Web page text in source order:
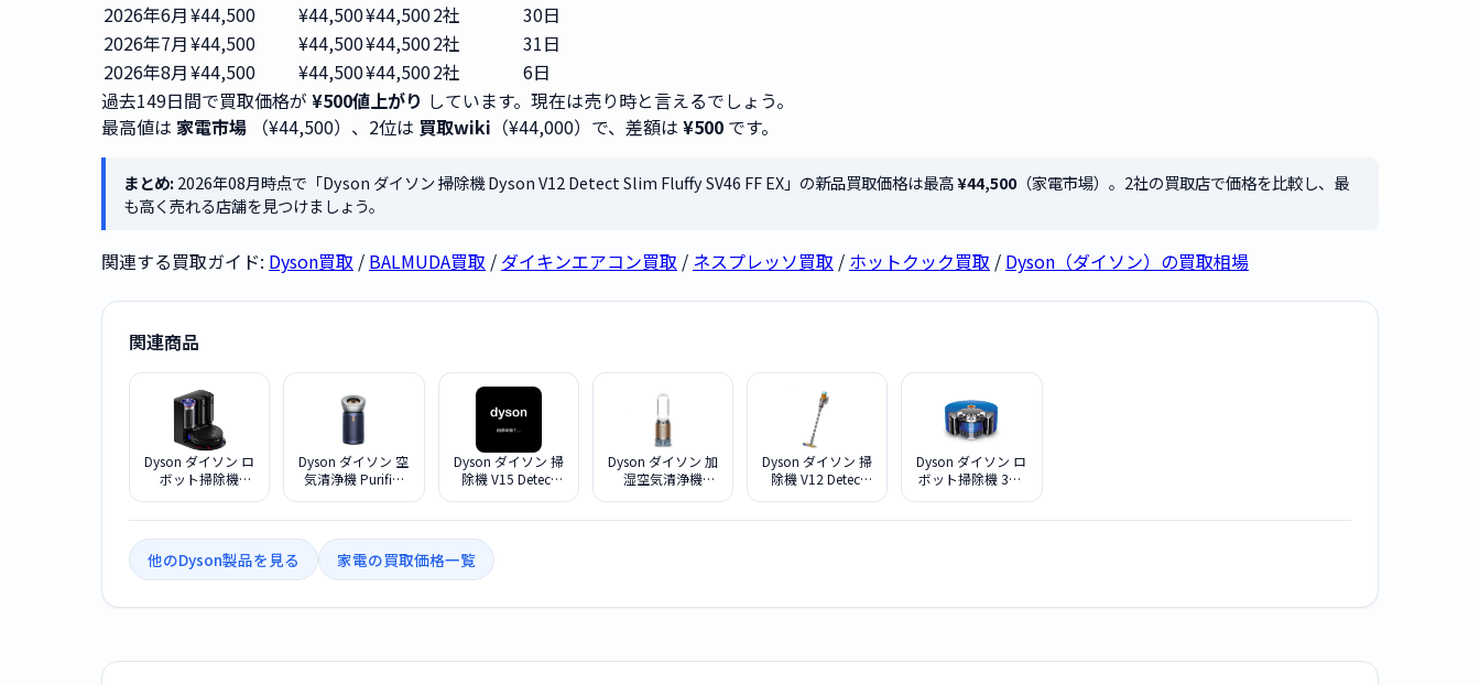
2026年6月¥44,500 ¥44,500¥44,5002社
30日
2026年7月¥44,500 ¥44,500¥44,5002社
31日
2026年8月¥44,500 ¥44,500¥44,5002社
6日
過去149日間で買取価格が ¥500値上がり しています。現在は売り時と言えるでしょう。
最高値は 家電市場 （¥44,500）、2位は 買取wiki （¥44,000）で、差額は ¥500 です。
まとめ:2026年08月時点で「Dyson ダイソン 掃除機 Dyson V12 Detect Slim Fluffy SV46 FF EX」の新品買取価格は最高¥44,500（家電市場）。2社の買取店で価格を比較し、最
も高く売れる店舗を見つけましょう。
関連する買取ガイド: Dyson買取 / BALMUDA買取 / ダイキンエアコン買取 / ネスプレッソ買取 / ホットクック買取 / Dyson（ダイソン）の買取相場
関連商品
Dyson ダイソン ロ
ボット掃除機
Dyson ダイソン 空
気清浄機 Purifier
ル/ブルー
Dyson ダイソン 掃
除機 V15 Detect
Dyson ダイソン 加
湿空気清浄機
Dyson ダイソン 掃
除機 V12 Detect
Dyson ダイソン ロ
ボット掃除機 360
他のDyson製品を見る 家電の買取価格一覧